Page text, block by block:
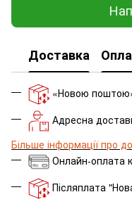
Доставка
«Новою поштою»
Адресна
Більше інформації про
Онлайн-оплата
Післяплата